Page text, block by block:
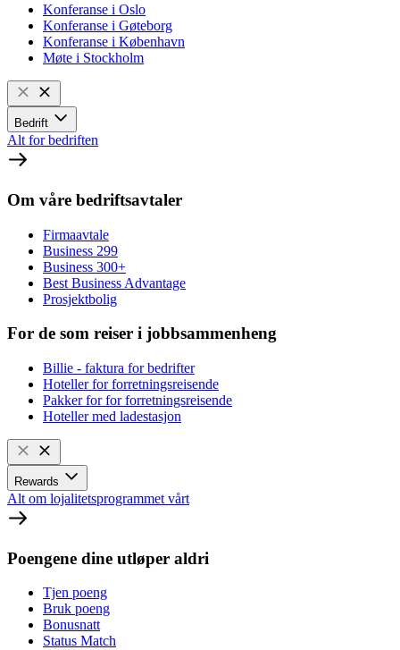
Konferanse i Oslo
Konferanse i Gøteborg
Konferanse i København
Møte i Stockholm
Bedrift
Alt for bedriften
Om våre bedriftsavtaler
Firmaavtale
Business 299
Business 300+
Best Business Advantage
Prosjektbolig
For de som reiser i jobbsammenheng
Billie - faktura for bedrifter
Hoteller for forretningsreisende
Pakker for for forretningsreisende
Hoteller med ladestasjon
Rewards
Alt om lojalitetsprogrammet vårt
Poengene dine utløper aldri
Tjen poeng
Bruk poeng
Bonusnatt
Status Match